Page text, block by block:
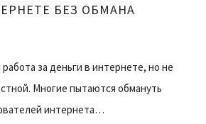
БЕЗ ОБМАНА
за деньги в интернете, но не
Многие пытаются обмануть
интернета…